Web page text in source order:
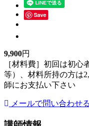
Save
9,900円
［材料費］初回は初心
等）、材料所持の方
師にお支払い下さい
メールで問い合わせる